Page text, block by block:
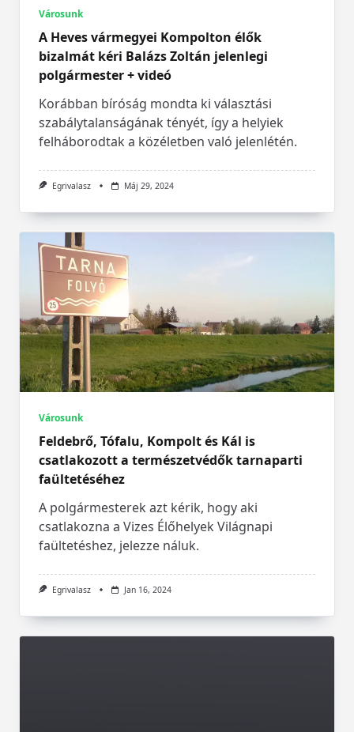
Városunk
A Heves vármegyei Kompolton élők
bizalmát kéri Balázs Zoltán jelenlegi
polgármester + videó
Korábban bíróság mondta ki választási
szabálytalanságának tényét, így a helyiek
felháborodtak a közéletben való jelenlétén.
Egrivalasz Máj 29, 2024
Városunk
Feldebrő, Tófalu, Kompolt és Kál is
csatlakozott a természetvédők tarnaparti
faültetéséhez
A polgármesterek azt kérik, hogy aki
csatlakozna a Vizes Élőhelyek Világnapi
faültetéshez, jelezze náluk.
Egrivalasz Jan 16, 2024